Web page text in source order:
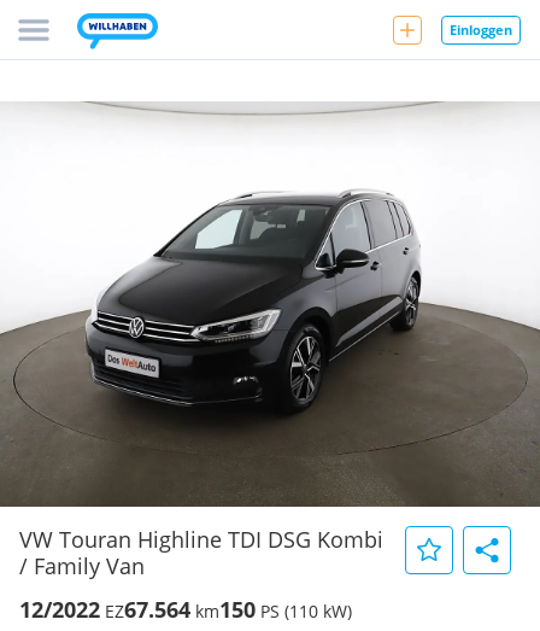
Einloggen
VW Touran Highline TDI DSG Kombi
/ Family Van
12/2022 EZ67.564 km150 PS (110 kW)